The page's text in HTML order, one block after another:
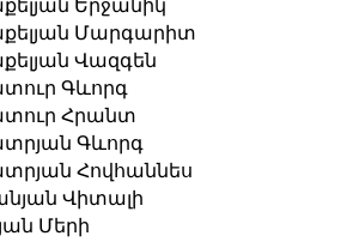
Երջանիկ
Մարգարիտ
Վազգեն
Գևորգ
Հրանտ
Գևորգ
Հովհաննես
Վիտալի
Մերի